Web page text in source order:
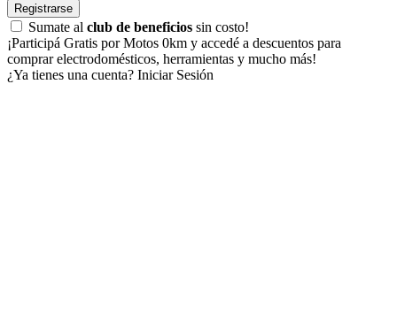
Registrarse
Sumate al club de beneficios sin costo!
¡Participá Gratis por Motos 0km y accedé a descuentos para
comprar electrodomésticos, herramientas y mucho más!
¿Ya tienes una cuenta? Iniciar Sesión